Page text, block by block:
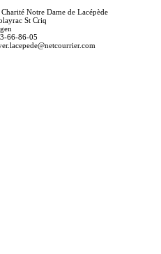
Notre Dame de Lacépède
St Criq
66-86-05